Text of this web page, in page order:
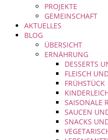
PROJEKTE
GEMEINSCHAFT
AKTUELLES
BLOG
ÜBERSICHT
ERNÄHRUNG
DESSERTS
FLEISCH
FRÜHSTÜCK
SAISONALE
SAUCEN
SNACKS